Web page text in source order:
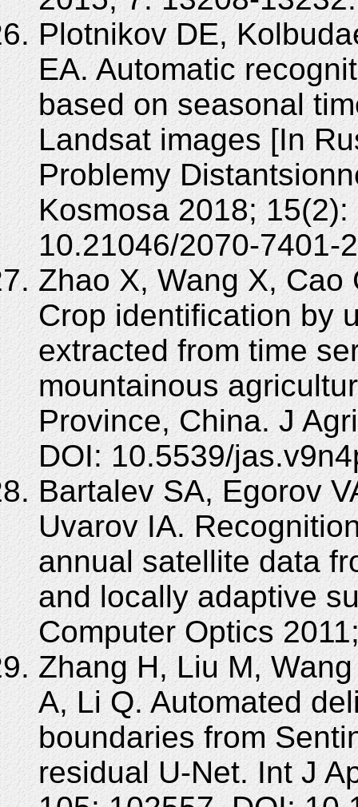
Plotnikov DE,
EA. Automatic
based on seasonal
Landsat images [In
Problemy
Kosmosa 2018;
10.21046/2070-7401-
Zhao X, Wang X, Cao
Crop identification by
extracted from time
mountainous
Province, China. J
DOI: 10.5539/
Bartalev SA, Egorov
Uvarov IA.
annual satellite data
and locally adaptive
Computer Optics
Zhang H, Liu M,
A, Li Q. Automated
boundaries from
residual U-Net. Int J